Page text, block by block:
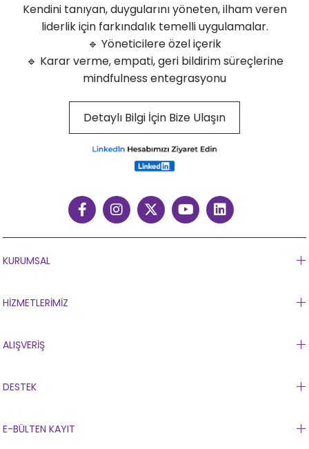
Kendini tanıyan, duygularını yöneten, ilham veren
liderlik için farkındalık temelli uygulamalar.
🔹 Yöneticilere özel içerik
🔹 Karar verme, empati, geri bildirim süreçlerine
mindfulness entegrasyonu
Detaylı Bilgi İçin Bize Ulaşın
KURUMSAL
HİZMETLERİMİZ
ALIŞVERİŞ
DESTEK
E-BÜLTEN KAYIT